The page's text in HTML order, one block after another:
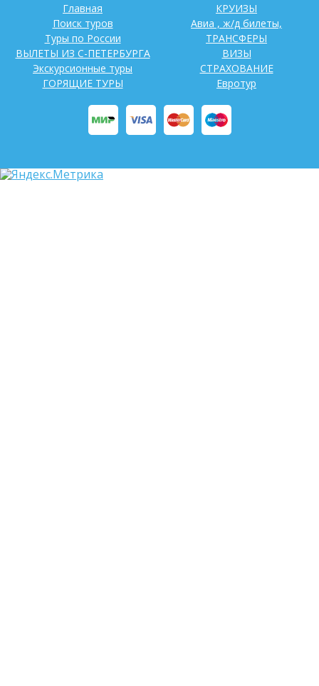
Главная
Поиск туров
Туры по России
ВЫЛЕТЫ ИЗ С-ПЕТЕРБУРГА
Экскурсионные туры
ГОРЯЩИЕ ТУРЫ
КРУИЗЫ
Авиа , ж/д билеты,
ТРАНСФЕРЫ
ВИЗЫ
СТРАХОВАНИЕ
Евротур